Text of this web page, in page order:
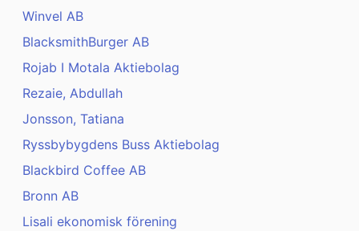
Winvel AB
BlacksmithBurger AB
Rojab I Motala Aktiebolag
Rezaie, Abdullah
Jonsson, Tatiana
Ryssbybygdens Buss Aktiebolag
Blackbird Coffee AB
Bronn AB
Lisali ekonomisk förening